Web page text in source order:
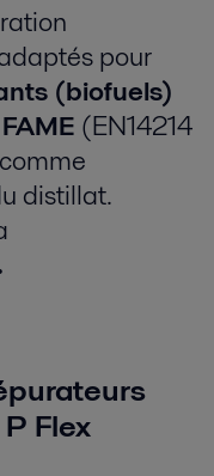
pour
(biofuels)
FAME (EN14214
distillat.
Flex